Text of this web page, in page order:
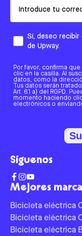
Mejores
Bicicleta eléctrica
Bicicleta eléctrica
Bicicleta eléctrica
Sí, deseo
de Upway.
Por favor, confirma
clic en la casilla. Al
datos, como la
Tus datos serán
Art. 6.1 a) del RGPD.
momento haciendo
electrónicos o
Síguenos